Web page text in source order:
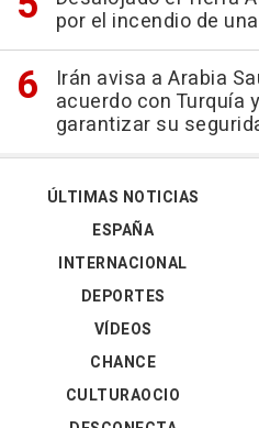
por el incendio de
Irán avisa a Arabia
acuerdo con Turquía
garantizar su
ÚLTIMAS NOTICIAS
ESPAÑA
INTERNACIONAL
DEPORTES
VÍDEOS
CHANCE
CULTURAOCIO